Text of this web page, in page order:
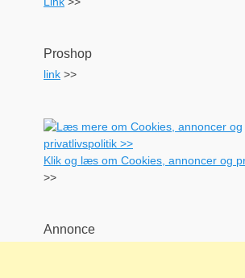
Proshop
link >>
Klik og læs om Cookies, annoncer og
>>
Annonce